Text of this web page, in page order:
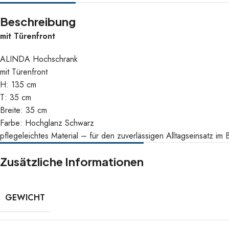
Beschreibung
mit Türenfront
ALINDA Hochschrank
mit Türenfront
H: 135 cm
T: 35 cm
Breite: 35 cm
Farbe: Hochglanz Schwarz
pflegeleichtes Material – für den zuverlässigen Alltagseinsatz im
Zusätzliche Informationen
GEWICHT